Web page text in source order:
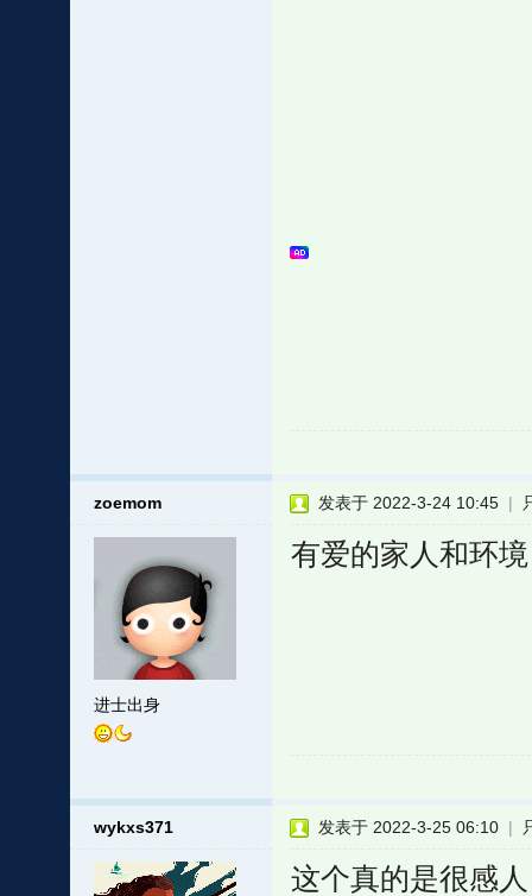
zoemom
进士出身
发表于 2022-3-24 10:45 |
有爱的家人和环
wykxs371 发表于 2022-3-25 06:10 |
这个真的是很感